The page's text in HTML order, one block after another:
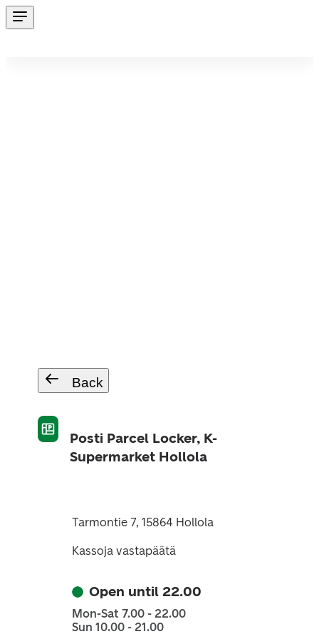
Back
Posti Parcel Locker, K-
Supermarket Hollola
Tarmontie 7, 15864 Hollola
Kassoja vastapäätä
Open until 22.00
Mon-Sat 7.00 - 22.00
Sun 10.00 - 21.00